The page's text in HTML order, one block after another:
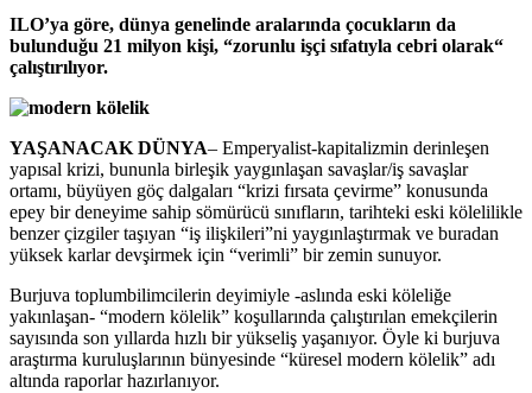
ILO’ya göre, dünya genelinde aralarında çocukların da
bulunduğu 21 milyon kişi, “zorunlu işçi sıfatıyla cebri olarak“
çalıştırılıyor.
YAŞANACAK DÜNYA– Emperyalist-kapitalizmin derinleşen
yapısal krizi, bununla birleşik yaygınlaşan savaşlar/iş savaşlar
ortamı, büyüyen göç dalgaları “krizi fırsata çevirme” konusunda
epey bir deneyime sahip sömürücü sınıfların, tarihteki eski kölelilikle
benzer çizgiler taşıyan “iş ilişkileri”ni yaygınlaştırmak ve buradan
yüksek karlar devşirmek için “verimli” bir zemin sunuyor.
Burjuva toplumbilimcilerin deyimiyle -aslında eski köleliğe
yakınlaşan- “modern kölelik” koşullarında çalıştırılan emekçilerin
sayısında son yıllarda hızlı bir yükseliş yaşanıyor. Öyle ki burjuva
araştırma kuruluşlarının bünyesinde “küresel modern kölelik” adı
altında raporlar hazırlanıyor.